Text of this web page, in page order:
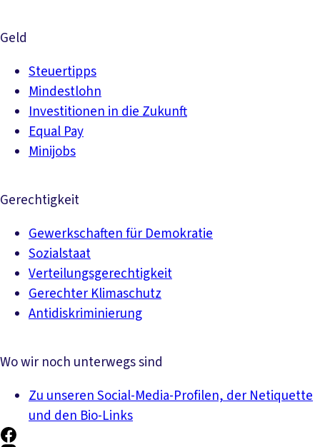
Geld
Steuertipps
Mindestlohn
Investitionen in die Zukunft
Equal Pay
Minijobs
Gerechtigkeit
Gewerkschaften für Demokratie
Sozialstaat
Verteilungsgerechtigkeit
Gerechter Klimaschutz
Antidiskriminierung
Wo wir noch unterwegs sind
Zu unseren Social-Media-Profilen, der Netiquette
und den Bio-Links